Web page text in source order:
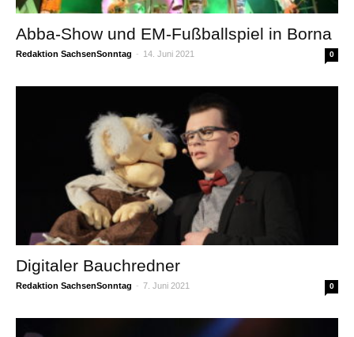
Abba-Show und EM-Fußballspiel in Borna
Redaktion SachsenSonntag - 14. Juni 2021 0
Digitaler Bauchredner
Redaktion SachsenSonntag - 7. Juni 2021 0